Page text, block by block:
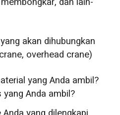
akan dihubungkan
overhead crane)
yang Anda ambil?
Anda ambil?